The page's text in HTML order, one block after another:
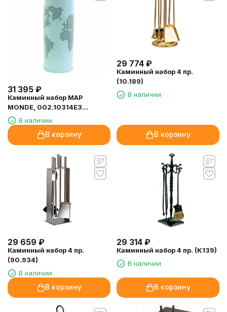
31 395 ₽
Каминный набор MAP
MONDE, 002.10314E3
(Dixneuf)
В наличии
В корзину
29 774 ₽
Каминный набор 4 пр.
(10.189)
В наличии
В корзину
29 659 ₽
Каминный набор 4 пр.
(90.934)
В наличии
В корзину
29 314 ₽
Каминный набор 4 пр. (K139)
В наличии
В корзину